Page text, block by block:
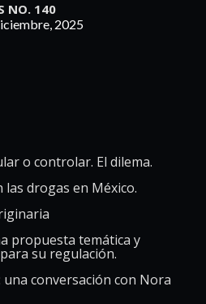
NO. 140
2025
o controlar. El dilema.
drogas en México.
propuesta temática y
su regulación.
una conversación con Nora